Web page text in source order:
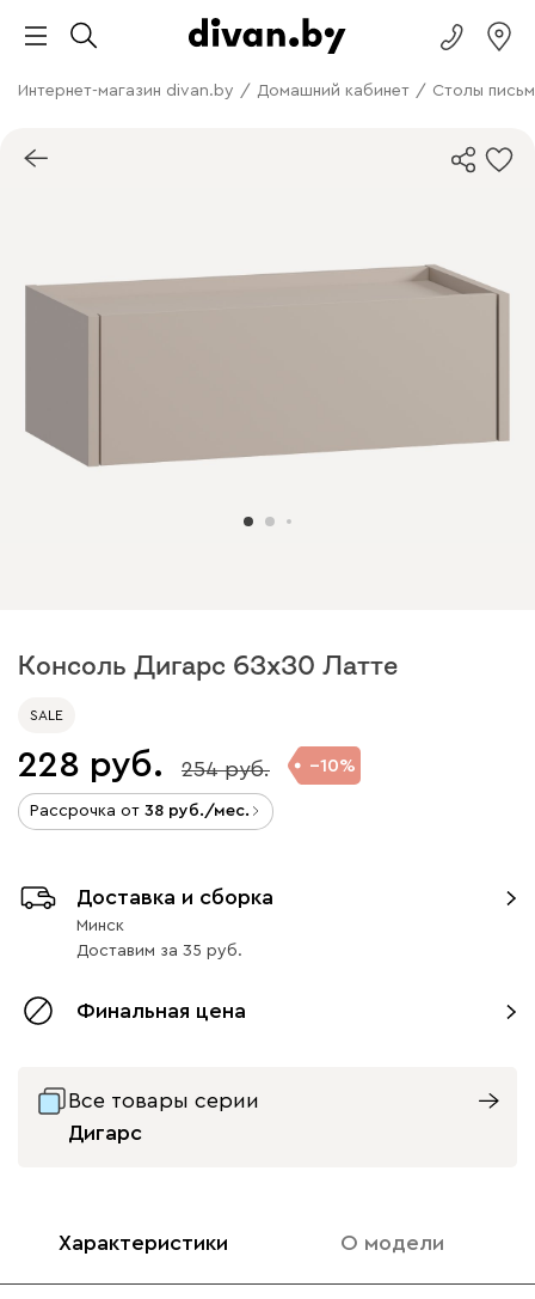
Интернет-магазин divan.by / Домашний кабинет / Столы
Консоль Дигарс 63x30 Латте
SALE
228 254 10
Рассрочка от 38 /мес.
Доставка и сборка
Минск
Доставим за 35
Финальная цена
Все товары серии
Дигарс
Характеристики О модели